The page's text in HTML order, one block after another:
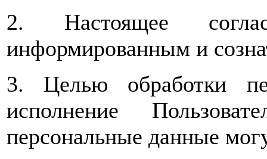
2. Настоящее
информированным и
3. Целью обработки
исполнение
персональные данные